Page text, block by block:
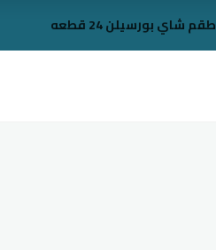
طقم شاي بورسيلن 24 قطعه